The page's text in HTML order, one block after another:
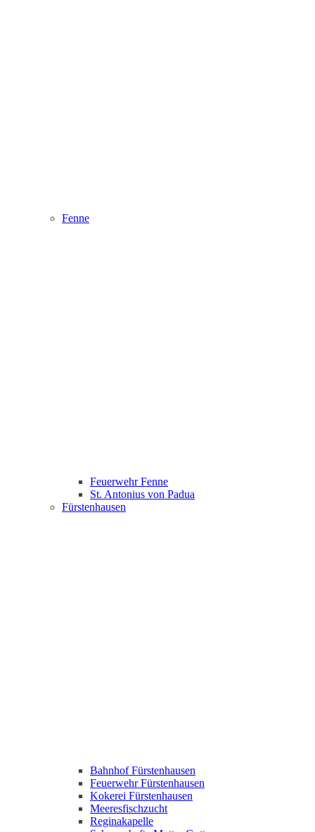
Fenne
Feuerwehr Fenne
St. Antonius von Padua
Fürstenhausen
Bahnhof Fürstenhausen
Feuerwehr Fürstenhausen
Kokerei Fürstenhausen
Meeresfischzucht
Reginakapelle